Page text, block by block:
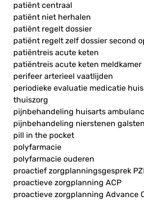
patiënt centraal
patiënt niet herhalen
patiënt regelt dossier
patiënt regelt zelf dossier second
patiëntreis acute keten
patiëntreis acute keten meldkamer
perifeer arterieel vaatlijden
periodieke evaluatie medicatie
thuiszorg
pijnbehandeling huisarts
pijnbehandeling nierstenen
pill in the pocket
polyfarmacie
polyfarmacie ouderen
proactief zorgplanningsgesprek
proactieve zorgplanning ACP
proactieve zorgplanning Advance